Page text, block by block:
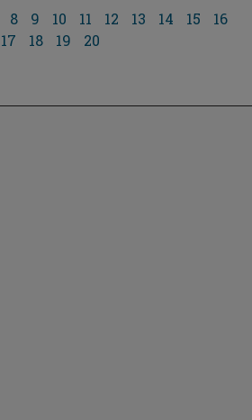
8 9 10 11 12 13 14 15
16
17
18 19 20